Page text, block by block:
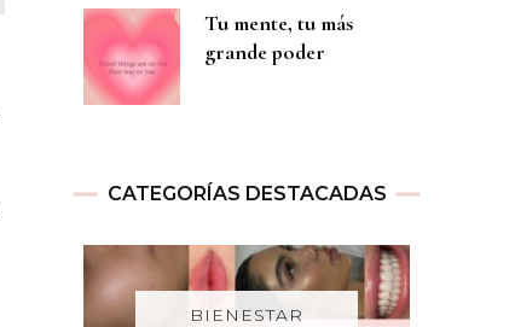
Tu mente, tu más
grande poder
CATEGORÍAS DESTACADAS
BIENESTAR